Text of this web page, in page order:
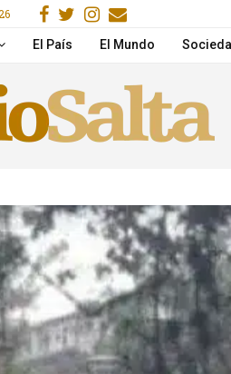
Mirá el show Serú Girán por Lebón y
Facebook
Gorjeo
Instagram
Email
El País El Mundo